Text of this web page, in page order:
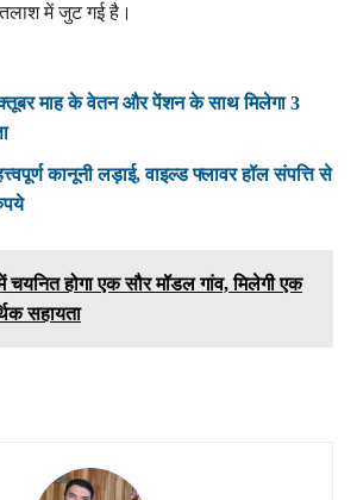
में जुट गई है।
माह के वेतन और पेंशन के साथ मिलेगा 3
कानूनी लड़ाई, वाइल्ड फ्लावर हॉल संपत्ति से
चयनित होगा एक सौर मॉडल गांव, मिलेगी एक
सहायता